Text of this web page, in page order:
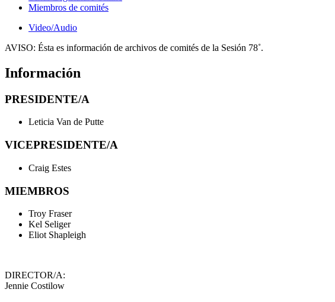
Miembros de comités
Video/Audio
AVISO: Ésta es información de archivos de comités de la Sesión 78˚.
Información
PRESIDENTE/A
Leticia Van de Putte
VICEPRESIDENTE/A
Craig Estes
MIEMBROS
Troy Fraser
Kel Seliger
Eliot Shapleigh
DIRECTOR/A:
Jennie Costilow